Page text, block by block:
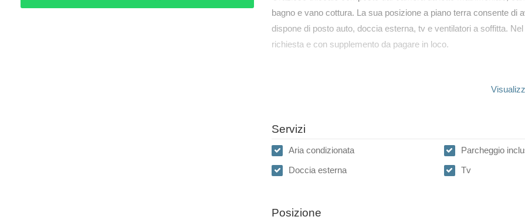
bagno e vano cottura. La sua posizione a piano terra consente
dispone di posto auto, doccia esterna, tv e ventilatori a soffitta.
richiesta e con supplemento da pagare in loco.
Servizi
Aria condizionata
Doccia esterna
Parcheggio
Tv
Posizione